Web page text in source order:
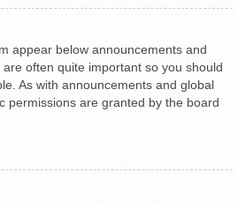
appear below announcements and
often quite important so you should
As with announcements and global
permissions are granted by the board